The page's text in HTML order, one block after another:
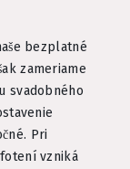
bezplatné
zameriame
svadobného
Pri
vzniká